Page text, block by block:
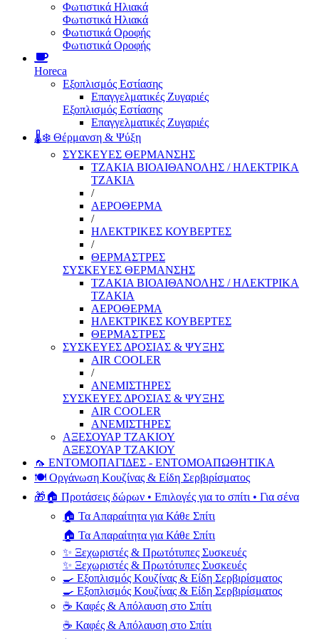
Φωτιστικά Ηλιακά
Φωτιστικά Ηλιακά
Φωτιστικά Οροφής
Φωτιστικά Οροφής
Horeca
Εξοπλισμός Εστίασης
Επαγγελματικές Ζυγαριές
Εξοπλισμός Εστίασης
Επαγγελματικές Ζυγαριές
🌡️❄️ Θέρμανση & Ψύξη
ΣΥΣΚΕΥΕΣ ΘΕΡΜΑΝΣΗΣ
ΤΖΑΚΙΑ ΒΙΟΑΙΘΑΝΟΛΗΣ / ΗΛΕΚΤΡΙΚΑ
ΤΖΑΚΙΑ
/
ΑΕΡΟΘΕΡΜΑ
/
ΗΛΕΚΤΡΙΚΕΣ ΚΟΥΒΕΡΤΕΣ
/
ΘΕΡΜΑΣΤΡΕΣ
ΣΥΣΚΕΥΕΣ ΘΕΡΜΑΝΣΗΣ
ΤΖΑΚΙΑ ΒΙΟΑΙΘΑΝΟΛΗΣ / ΗΛΕΚΤΡΙΚΑ
ΤΖΑΚΙΑ
ΑΕΡΟΘΕΡΜΑ
ΗΛΕΚΤΡΙΚΕΣ ΚΟΥΒΕΡΤΕΣ
ΘΕΡΜΑΣΤΡΕΣ
ΣΥΣΚΕΥΕΣ ΔΡΟΣΙΑΣ & ΨΥΞΗΣ
AIR COOLER
/
ΑΝΕΜΙΣΤΗΡΕΣ
ΣΥΣΚΕΥΕΣ ΔΡΟΣΙΑΣ & ΨΥΞΗΣ
AIR COOLER
ΑΝΕΜΙΣΤΗΡΕΣ
ΑΞΕΣΟΥΑΡ ΤΖΑΚΙΟΥ
ΑΞΕΣΟΥΑΡ ΤΖΑΚΙΟΥ
🦟 ΕΝΤΟΜΟΠΑΓΙΔΕΣ - ΕΝΤΟΜΟΑΠΩΘΗΤΙΚΑ
🍽️ Οργάνωση Κουζίνας & Είδη Σερβιρίσματος
🎁🏠 Προτάσεις δώρων • Επιλογές για το σπίτι • Για σένα
🏠 Τα Απαραίτητα για Κάθε Σπίτι
🏠 Τα Απαραίτητα για Κάθε Σπίτι
✨ Ξεχωριστές & Πρωτότυπες Συσκευές
✨ Ξεχωριστές & Πρωτότυπες Συσκευές
🍳 Εξοπλισμός Κουζίνας & Είδη Σερβιρίσματος
🍳 Εξοπλισμός Κουζίνας & Είδη Σερβιρίσματος
☕ Καφές & Απόλαυση στο Σπίτι
☕ Καφές & Απόλαυση στο Σπίτι